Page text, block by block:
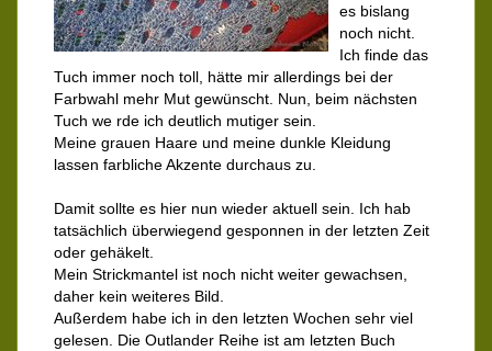
es bislang
noch nicht.
Ich finde das
Tuch immer noch toll, hätte mir allerdings bei der
Farbwahl mehr Mut gewünscht. Nun, beim nächsten
Tuch we rde ich deutlich mutiger sein.
Meine grauen Haare und meine dunkle Kleidung
lassen farbliche Akzente durchaus zu.
Damit sollte es hier nun wieder aktuell sein. Ich hab
tatsächlich überwiegend gesponnen in der letzten Zeit
oder gehäkelt.
Mein Strickmantel ist noch nicht weiter gewachsen,
daher kein weiteres Bild.
Außerdem habe ich in den letzten Wochen sehr viel
gelesen. Die Outlander Reihe ist am letzten Buch